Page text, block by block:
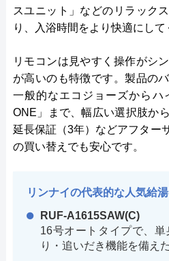
スユニット」などのリラック
り、入浴時間をより快適にして
リモコンは見やすく操作がシ
が高いのも特徴です。製品の
一般的なエコジョーズからハ
ONE」まで、幅広い選択肢か
延長保証（3年）などアフター
の買い替えでも安心です。
リンナイの代表的な人気給
RUF-A1615SAW(C)
16号オートタイプで、
り・追いだき機能を備え